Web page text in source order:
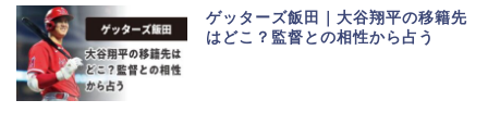
ゲッターズ飯田｜大谷翔平の移籍先
はどこ？監督との相性から占う